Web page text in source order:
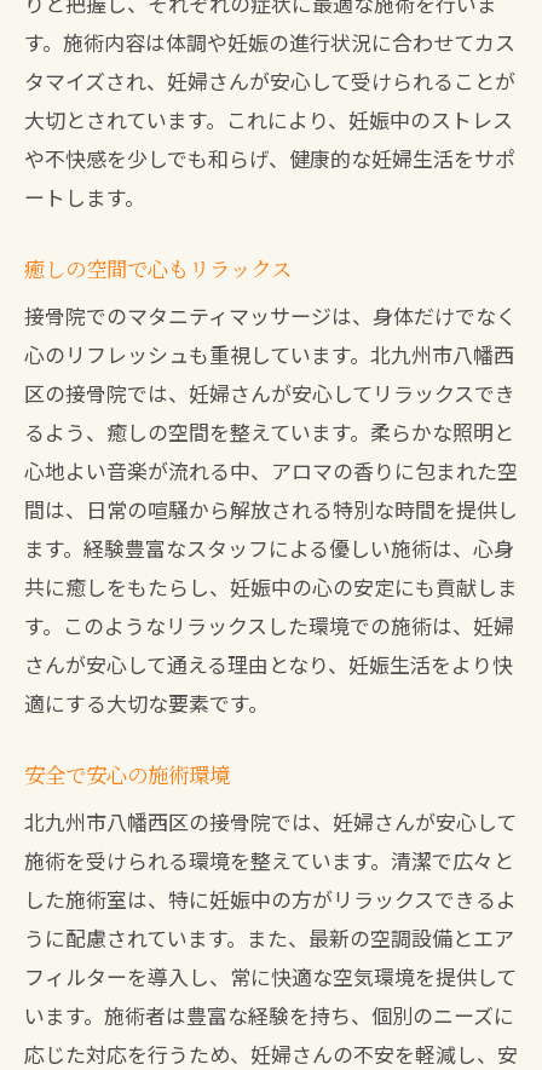
す。施術内容は体調や妊娠の進行状況に合わせてカス
タマイズされ、妊婦さんが安心して受けられることが
大切とされています。これにより、妊娠中のストレス
や不快感を少しでも和らげ、健康的な妊婦生活をサポ
ートします。
癒しの空間で心もリラックス
接骨院でのマタニティマッサージは、身体だけでなく
心のリフレッシュも重視しています。北九州市八幡西
区の接骨院では、妊婦さんが安心してリラックスでき
るよう、癒しの空間を整えています。柔らかな照明と
心地よい音楽が流れる中、アロマの香りに包まれた空
間は、日常の喧騒から解放される特別な時間を提供し
ます。経験豊富なスタッフによる優しい施術は、心身
共に癒しをもたらし、妊娠中の心の安定にも貢献しま
す。このようなリラックスした環境での施術は、妊婦
さんが安心して通える理由となり、妊娠生活をより快
適にする大切な要素です。
安全で安心の施術環境
北九州市八幡西区の接骨院では、妊婦さんが安心して
施術を受けられる環境を整えています。清潔で広々と
した施術室は、特に妊娠中の方がリラックスできるよ
うに配慮されています。また、最新の空調設備とエア
フィルターを導入し、常に快適な空気環境を提供して
います。施術者は豊富な経験を持ち、個別のニーズに
応じた対応を行うため、妊婦さんの不安を軽減し、安